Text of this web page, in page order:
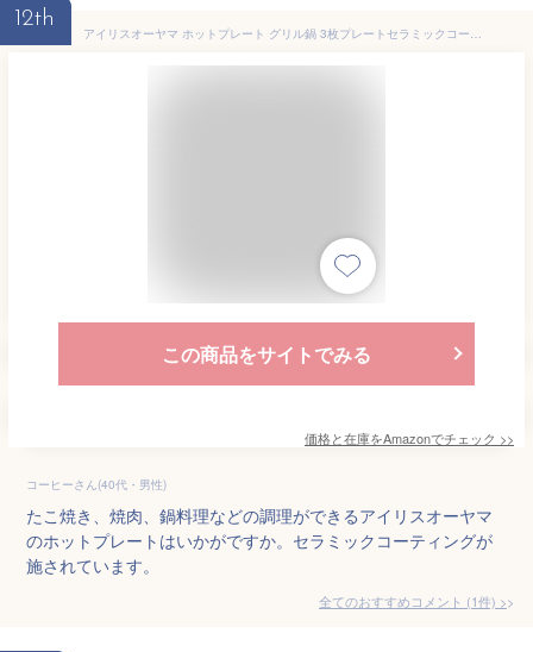
12th
アイリスオーヤマ ホットプレート グリル鍋 3枚プレートセラミックコート鍋 たこ焼き 平面プレート IGU-P3-D オレンジ
この商品をサイトでみる
価格と在庫をAmazonでチェック >>
コーヒーさん(40代・男性)
たこ焼き、焼肉、鍋料理などの調理ができるアイリスオーヤマ
のホットプレートはいかがですか。セラミックコーティングが
施されています。
全てのおすすめコメント (1件) >